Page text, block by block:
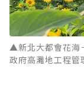
▲新北大都會花海
政府高灘地工程管